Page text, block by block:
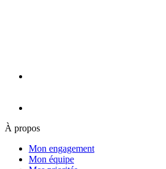
À propos
Mon engagement
Mon équipe